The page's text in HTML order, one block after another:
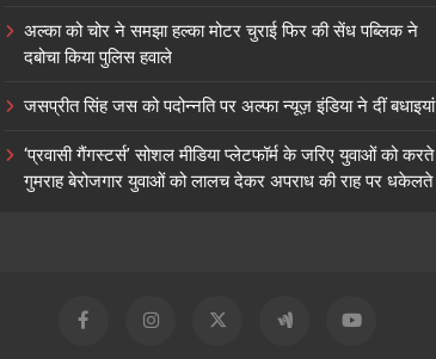
अल्का को चोर ने समझा हल्का मोटर चुराई फिर की सेंध पब्लिक ने
दबोचा किया पुलिस हवाले
जसप्रीत सिंह जस को पदोन्नति पर अल्फा न्यूज़ इंडिया ने दीं बधाइयां
‘प्रवासी गैंगस्टर्स’ सोशल मीडिया प्लेटफॉर्म के जरिए युवाओं को करते
गुमराह बेरोजगार युवाओं को लालच देकर अपराध की राह पर धकेलते